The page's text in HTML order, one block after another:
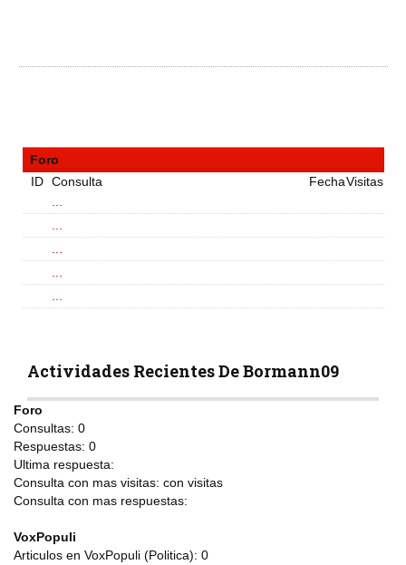
Foro
ID Consulta FechaVisitas
Actividades Recientes De Bormann09
Foro
Consultas: 0
Respuestas: 0
Ultima respuesta:
Consulta con mas visitas: con visitas
Consulta con mas respuestas:
VoxPopuli
Articulos en VoxPopuli (Politica): 0